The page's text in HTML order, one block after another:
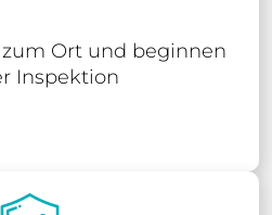
Ort und beginnen
Inspektion